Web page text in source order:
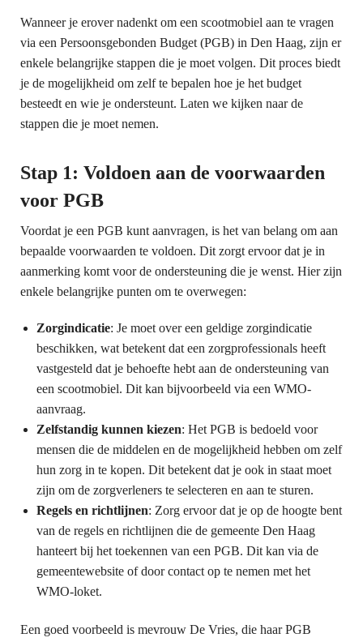
Wanneer je erover nadenkt om een scootmobiel aan te vragen
via een Persoonsgebonden Budget (PGB) in Den Haag, zijn er
enkele belangrijke stappen die je moet volgen. Dit proces biedt
je de mogelijkheid om zelf te bepalen hoe je het budget
besteedt en wie je ondersteunt. Laten we kijken naar de
stappen die je moet nemen.
Stap 1: Voldoen aan de voorwaarden
voor PGB
Voordat je een PGB kunt aanvragen, is het van belang om aan
bepaalde voorwaarden te voldoen. Dit zorgt ervoor dat je in
aanmerking komt voor de ondersteuning die je wenst. Hier zijn
enkele belangrijke punten om te overwegen:
Zorgindicatie: Je moet over een geldige zorgindicatie
beschikken, wat betekent dat een zorgprofessionals heeft
vastgesteld dat je behoefte hebt aan de ondersteuning van
een scootmobiel. Dit kan bijvoorbeeld via een WMO-
aanvraag.
Zelfstandig kunnen kiezen: Het PGB is bedoeld voor
mensen die de middelen en de mogelijkheid hebben om zelf
hun zorg in te kopen. Dit betekent dat je ook in staat moet
zijn om de zorgverleners te selecteren en aan te sturen.
Regels en richtlijnen: Zorg ervoor dat je op de hoogte bent
van de regels en richtlijnen die de gemeente Den Haag
hanteert bij het toekennen van een PGB. Dit kan via de
gemeentewebsite of door contact op te nemen met het
WMO-loket.
Een goed voorbeeld is mevrouw De Vries, die haar PGB